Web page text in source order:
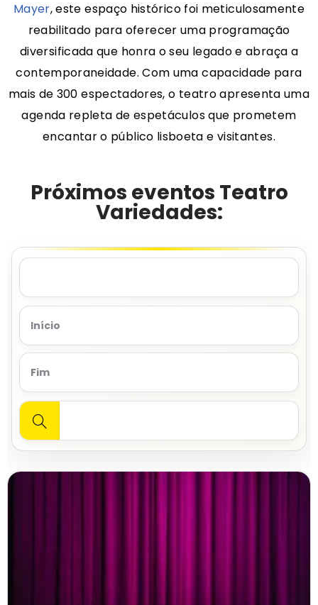
Mayer, este espaço histórico foi meticulosamente
reabilitado para oferecer uma programação
diversificada que honra o seu legado e abraça a
contemporaneidade. Com uma capacidade para
mais de 300 espectadores, o teatro apresenta uma
agenda repleta de espetáculos que prometem
encantar o público lisboeta e visitantes.
Próximos eventos Teatro
Variedades: